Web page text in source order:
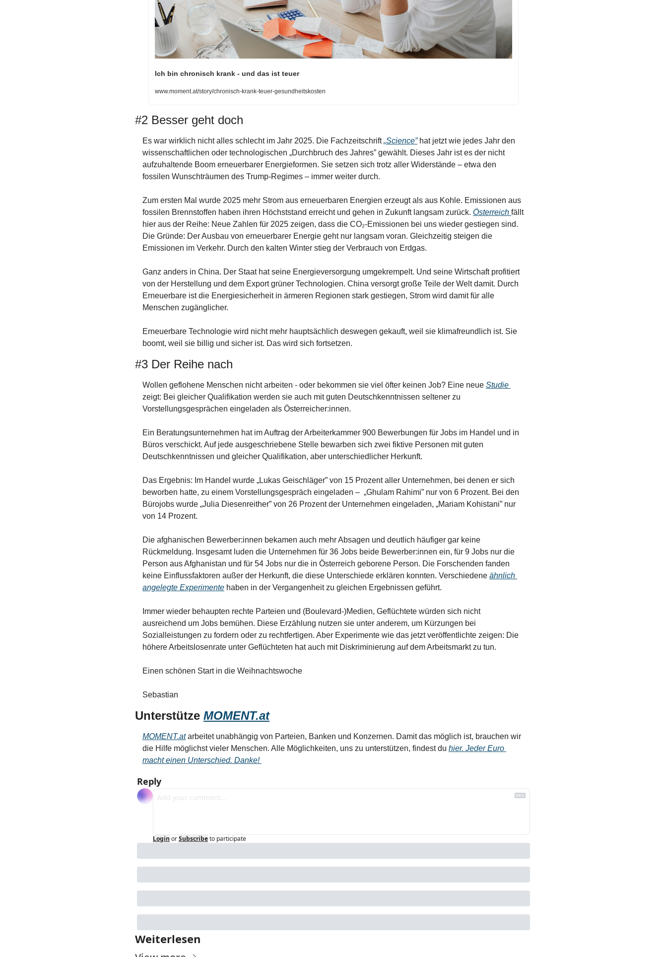
Ich bin chronisch krank - und das ist teuer
www.moment.at/story/chronisch-krank-teuer-gesundheitskosten
#2 Besser geht doch
Es war wirklich nicht alles schlecht im Jahr 2025. Die Fachzeitschrift „Science” hat jetzt wie jedes Jahr den
wissenschaftlichen oder technologischen „Durchbruch des Jahres” gewählt. Dieses Jahr ist es der nicht
aufzuhaltende Boom erneuerbarer Energieformen. Sie setzen sich trotz aller Widerstände – etwa den
fossilen Wunschträumen des Trump-Regimes – immer weiter durch.
Zum ersten Mal wurde 2025 mehr Strom aus erneuerbaren Energien erzeugt als aus Kohle. Emissionen aus
fossilen Brennstoffen haben ihren Höchststand erreicht und gehen in Zukunft langsam zurück. Österreich fällt
hier aus der Reihe: Neue Zahlen für 2025 zeigen, dass die CO₂-Emissionen bei uns wieder gestiegen sind.
Die Gründe: Der Ausbau von erneuerbarer Energie geht nur langsam voran. Gleichzeitig steigen die
Emissionen im Verkehr. Durch den kalten Winter stieg der Verbrauch von Erdgas.
Ganz anders in China. Der Staat hat seine Energieversorgung umgekrempelt. Und seine Wirtschaft profitiert
von der Herstellung und dem Export grüner Technologien. China versorgt große Teile der Welt damit. Durch
Erneuerbare ist die Energiesicherheit in ärmeren Regionen stark gestiegen, Strom wird damit für alle
Menschen zugänglicher.
Erneuerbare Technologie wird nicht mehr hauptsächlich deswegen gekauft, weil sie klimafreundlich ist. Sie
boomt, weil sie billig und sicher ist. Das wird sich fortsetzen.
#3 Der Reihe nach
Wollen geflohene Menschen nicht arbeiten - oder bekommen sie viel öfter keinen Job? Eine neue
zeigt: Bei gleicher Qualifikation werden sie auch mit guten Deutschkenntnissen seltener zu
Vorstellungsgesprächen eingeladen als Österreicher:innen.
Ein Beratungsunternehmen hat im Auftrag der Arbeiterkammer 900 Bewerbungen für Jobs im Handel und in
Büros verschickt. Auf jede ausgeschriebene Stelle bewarben sich zwei fiktive Personen mit guten
Deutschkenntnissen und gleicher Qualifikation, aber unterschiedlicher Herkunft.
Das Ergebnis: Im Handel wurde „Lukas Geischläger” von 15 Prozent aller Unternehmen, bei denen er sich
beworben hatte, zu einem Vorstellungsgespräch eingeladen –  „Ghulam Rahimi” nur von 6 Prozent. Bei den
Bürojobs wurde „Julia Diesenreither” von 26 Prozent der Unternehmen eingeladen, „Mariam Kohistani” nur
von 14 Prozent.
Die afghanischen Bewerber:innen bekamen auch mehr Absagen und deutlich häufiger gar keine
Rückmeldung. Insgesamt luden die Unternehmen für 36 Jobs beide Bewerber:innen ein, für 9 Jobs nur die
Person aus Afghanistan und für 54 Jobs nur die in Österreich geborene Person. Die Forschenden fanden
keine Einflussfaktoren außer der Herkunft, die diese Unterschiede erklären konnten. Verschiedene ähnlich
angelegte Experimente haben in der Vergangenheit zu gleichen Ergebnissen geführt.
Immer wieder behaupten rechte Parteien und (Boulevard-)Medien, Geflüchtete würden sich nicht
ausreichend um Jobs bemühen. Diese Erzählung nutzen sie unter anderem, um Kürzungen bei
Sozialleistungen zu fordern oder zu rechtfertigen. Aber Experimente wie das jetzt veröffentlichte zeigen: Die
höhere Arbeitslosenrate unter Geflüchteten hat auch mit Diskriminierung auf dem Arbeitsmarkt zu tun.
Einen schönen Start in die Weihnachtswoche
Sebastian
Unterstütze MOMENT.at
MOMENT.at arbeitet unabhängig von Parteien, Banken und Konzernen. Damit das möglich ist, brauchen wir
die Hilfe möglichst vieler Menschen. Alle Möglichkeiten, uns zu unterstützen, findest du hier. Jeder Euro
macht einen Unterschied. Danke!
Reply
Login orSubscribeto participate
Weiterlesen